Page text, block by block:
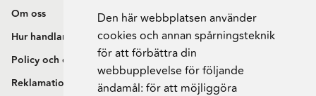
Den här webbplatsen använder
cookies och annan spårningsteknik
för att förbättra din
webbupplevelse för följande
ändamål: för att möjliggöra
Om oss
Hur handlar jag?
Policy och cookies
Reklamation och retur